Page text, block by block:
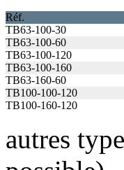
Réf.
TB63-100-30
TB63-100-60
TB63-100-120
TB63-100-160
TB63-160-60
TB100-100-120
TB100-160-120
autres